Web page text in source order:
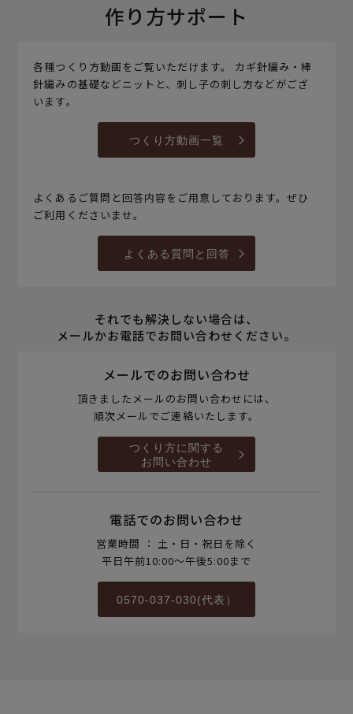
作り方サポート
各種つくり方動画をご覧いただけます。 カギ針編み・棒
針編みの基礎などニットと、刺し子の刺し方などがござ
います。
つくり方動画一覧
よくあるご質問と回答内容をご用意しております。ぜひ
ご利用くださいませ。
よくある質問と回答
それでも解決しない場合は、
メールかお電話でお問い合わせください。
メールでのお問い合わせ
頂きましたメールのお問い合わせには、
順次メールでご連絡いたします。
つくり方に関する
お問い合わせ
電話でのお問い合わせ
営業時間 ： 土・日・祝日を除く
平日午前10:00～午後5:00まで
0570-037-030(代表）